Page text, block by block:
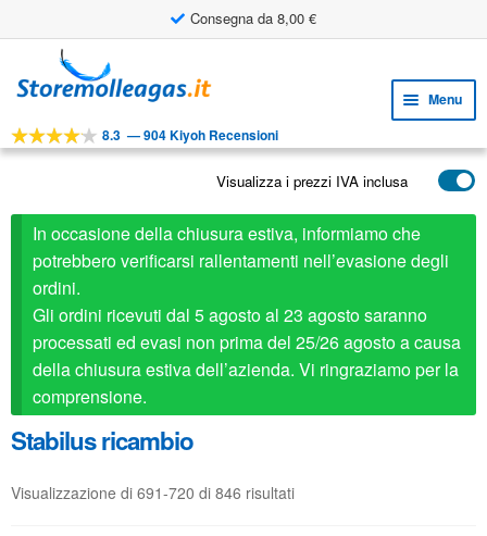
Consegna da 8,00 €
alla
al
Menu
STRUMENTI
il
menu
child
child
APPLICAZIONI
SERVIZIO CLIENTI
child
FAQ
8.3 —904 Kiyoh Recensioni
Visualizza i prezzi IVA inclusa
In occasione della chiusura estiva, informiamo che
potrebbero verificarsi rallentamenti nell’evasione degli
ordini.
Gli ordini ricevuti dal 5 agosto al 23 agosto saranno
processati ed evasi non prima del 25/26 agosto a causa
della chiusura estiva dell’azienda. Vi ringraziamo per la
comprensione.
Stabilus ricambio
Visualizzazione di 691-720 di 846 risultati